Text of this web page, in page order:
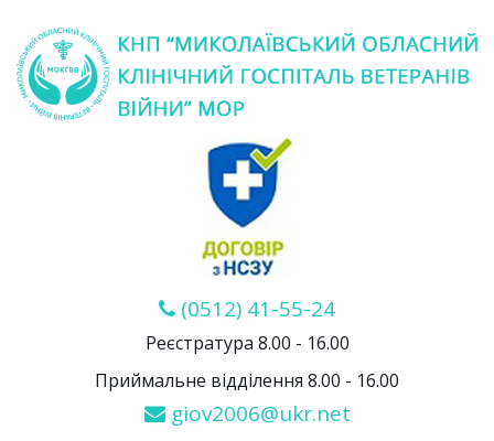
(0512) 41-55-24
Реєстратура 8.00 - 16.00
Приймальне відділення 8.00 - 16.00
giov2006@ukr.net